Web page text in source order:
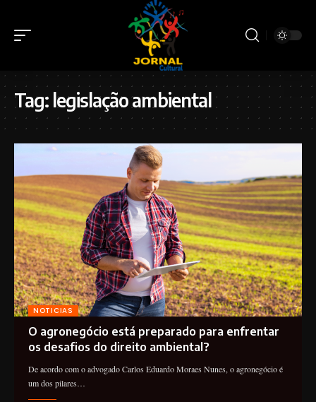
Tag: legislação ambiental
NOTICIAS
O agronegócio está preparado para enfrentar
os desafios do direito ambiental?
De acordo com o advogado Carlos Eduardo Moraes Nunes, o agronegócio é
um dos pilares…